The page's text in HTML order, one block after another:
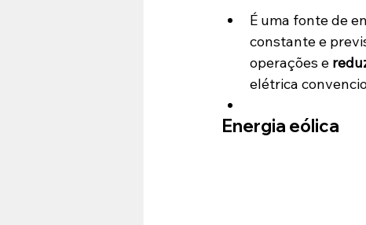
É uma fonte de
constante e
operações e
elétrica
Energia eólica